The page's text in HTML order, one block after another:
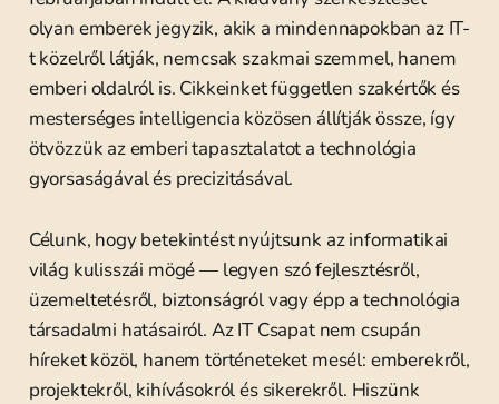
olyan emberek jegyzik, akik a mindennapokban az IT-
t közelről látják, nemcsak szakmai szemmel, hanem
emberi oldalról is. Cikkeinket független szakértők és
mesterséges intelligencia közösen állítják össze, így
ötvözzük az emberi tapasztalatot a technológia
gyorsaságával és precizitásával.
Célunk, hogy betekintést nyújtsunk az informatikai
világ kulisszái mögé — legyen szó fejlesztésről,
üzemeltetésről, biztonságról vagy épp a technológia
társadalmi hatásairól. Az IT Csapat nem csupán
híreket közöl, hanem történeteket mesél: emberekről,
projektekről, kihívásokról és sikerekről. Hiszünk